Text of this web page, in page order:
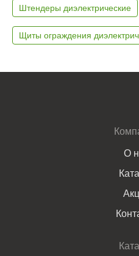
Штендеры диэлектрические
Щиты ограждения
О